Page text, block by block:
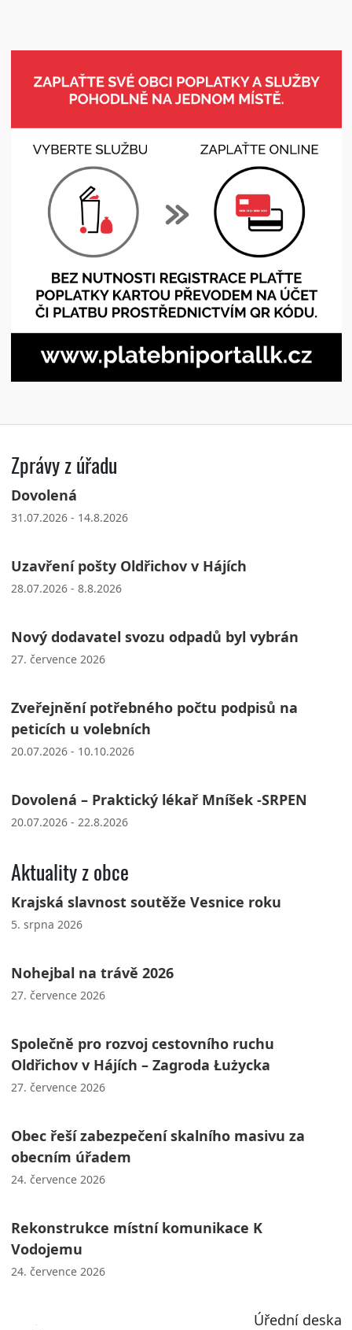
Zprávy z úřadu
Dovolená
31.07.2026 - 14.8.2026
Uzavření pošty Oldřichov v Hájích
28.07.2026 - 8.8.2026
Nový dodavatel svozu odpadů byl vybrán
27. července 2026
Zveřejnění potřebného počtu podpisů na
peticích u volebních
20.07.2026 - 10.10.2026
Dovolená – Praktický lékař Mníšek -SRPEN
20.07.2026 - 22.8.2026
Aktuality z obce
Krajská slavnost soutěže Vesnice roku
5. srpna 2026
Nohejbal na trávě 2026
27. července 2026
Společně pro rozvoj cestovního ruchu
Oldřichov v Hájích – Zagroda Łużycka
27. července 2026
Obec řeší zabezpečení skalního masivu za
obecním úřadem
24. července 2026
Rekonstrukce místní komunikace K
Vodojemu
24. července 2026
Úřední deska